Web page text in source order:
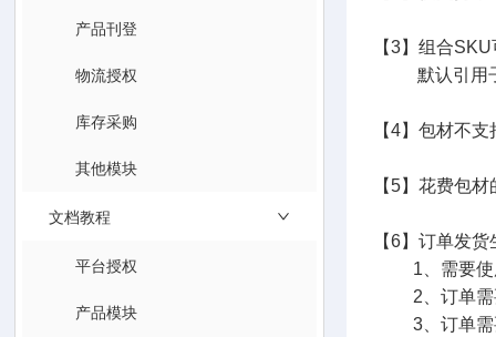
产品刊登
物流授权
库存采购
其他模块
文档教程
平台授权
产品模块
【3】组合
默认引用子
【4】包材不
【5】花费包
【6】订单发
1、需要使用
2、订单需要
3、订单需